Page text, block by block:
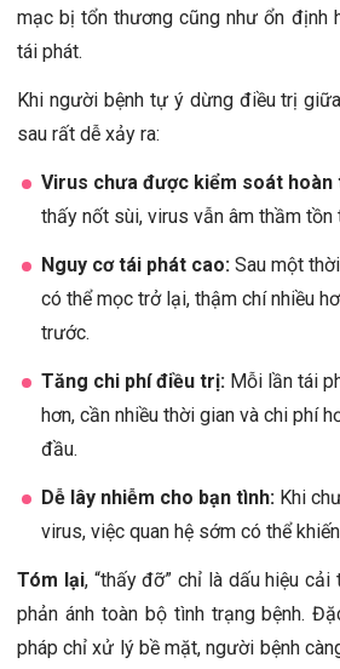
mạc bị tổn thương cũng như ổn định
tái phát.
Khi người bệnh tự ý dừng điều trị
sau rất dễ xảy ra:
Virus chưa được kiểm soát hoàn
thấy nốt sùi, virus vẫn âm thầm tồn
Nguy cơ tái phát cao: Sau một
có thể mọc trở lại, thậm chí nhiều
trước.
Tăng chi phí điều trị: Mỗi lần tái
hơn, cần nhiều thời gian và chi phí
đầu.
Dễ lây nhiễm cho bạn tình: Khi
virus, việc quan hệ sớm có thể
Tóm lại, “thấy đỡ” chỉ là dấu hiệu cải
phản ánh toàn bộ tình trạng bệnh.
pháp chỉ xử lý bề mặt, người bệnh